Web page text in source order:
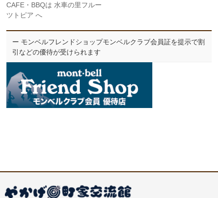
CAFE・BBQは 水車の里フルー
ツトピア へ
ー モンベルフレンドショップモンベルクラブ会員証を提示で割
引などの優待が受けられます